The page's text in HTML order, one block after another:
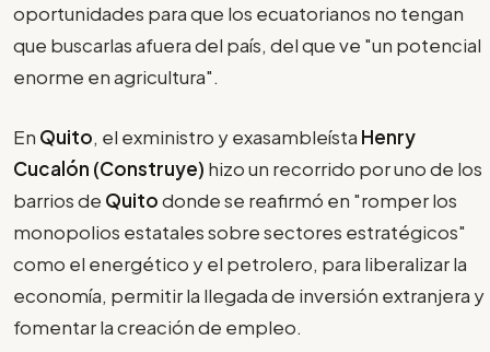
oportunidades para que los ecuatorianos no tengan
que buscarlas afuera del país, del que ve "un potencial
enorme en agricultura".
En Quito, el exministro y exasambleísta Henry
Cucalón (Construye) hizo un recorrido por uno de los
barrios de Quitodonde se reafirmó en "romper los
monopolios estatales sobre sectores estratégicos"
como el energético y el petrolero, para liberalizar la
economía, permitir la llegada de inversión extranjera y
fomentar la creación de empleo.